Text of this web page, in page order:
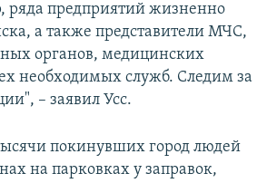
ряда предприятий жизненно
а также представители МЧС,
органов, медицинских
необходимых служб. Следим за
– заявил Усс.
покинувших город людей
на парковках у заправок,